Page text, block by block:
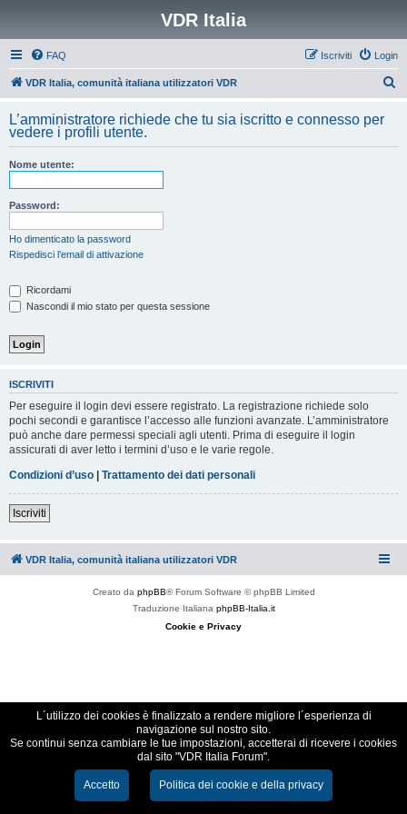
VDR Italia
FAQ Login
Iscriviti
VDR Italia, comunità italiana utilizzatori VDR
c
L’amministratore richiede che tu sia iscritto e connesso per
vedere i profili utente.
Nome utente:
Password:
Ho dimenticato la password
Rispedisci l’email di attivazione
Ricordami
Nascondi il mio stato per questa sessione
ISCRIVITI
Per eseguire il login devi essere registrato. La registrazione richiede solo
pochi secondi e garantisce l’accesso alle funzioni avanzate. L’amministratore
può anche dare permessi speciali agli utenti. Prima di eseguire il login
assicurati di aver letto i termini d’uso e le varie regole.
Condizioni d’uso | Trattamento dei dati personali
Iscriviti
VDR Italia, comunità italiana utilizzatori VDR
Creato da phpBB® Forum Software © phpBB Limited
Traduzione Italiana phpBB-Italia.it
Cookie e Privacy
L´utilizzo dei cookies è finalizzato a rendere migliore l´esperienza di
navigazione sul nostro sito.
Se continui senza cambiare le tue impostazioni, accetterai di ricevere i cookies
dal sito "VDR Italia Forum".
Accetto Politica dei cookie e della privacy